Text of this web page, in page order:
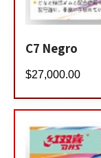
C7 Negro
$27,000.00